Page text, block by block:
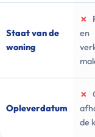
Staat van de
woning
✗
en
Opleverdatum
✗
de